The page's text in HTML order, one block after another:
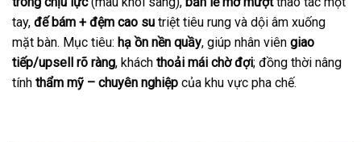
tay, đế bám + đệm cao su triệt tiêu rung và dội âm xuống
mặt bàn. Mục tiêu: hạ ồn nền quầy, giúp nhân viên giao
tiếp/upsell rõ ràng, khách thoải mái chờ đợi; đồng thời nâng
tính thẩm mỹ – chuyên nghiệp của khu vực pha chế.